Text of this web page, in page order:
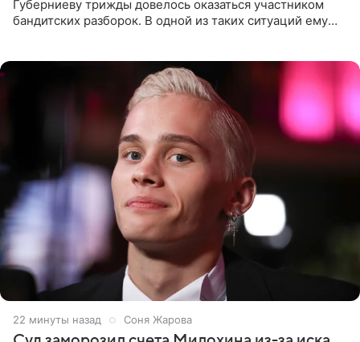
Губерниеву трижды довелось оказаться участником
бандитских разборок. В одной из таких ситуаций ему
22 минуты назад Соня Жарова